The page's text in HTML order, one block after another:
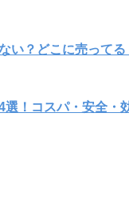
い？どこに売って
選！コスパ・安全・